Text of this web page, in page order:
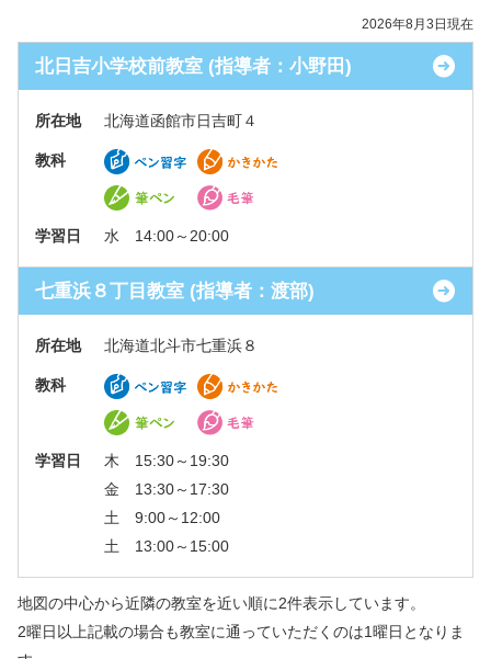
2026年8月3日現在
北日吉小学校前教室 (指導者：小野田)
所在地 北海道函館市日吉町４
教科
学習日 水 14:00～20:00
七重浜８丁目教室 (指導者：渡部)
所在地 北海道北斗市七重浜８
教科
学習日
木 15:30～19:30
金 13:30～17:30
土 9:00～12:00
土 13:00～15:00
地図の中心から近隣の教室を近い順に2件表示しています。
2曜日以上記載の場合も教室に通っていただくのは1曜日となりま